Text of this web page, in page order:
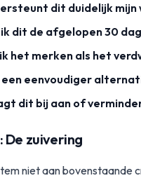
dit duidelijk mijn
ik dit de afgelopen 30
het merken als het
een eenvoudiger
dit bij aan of
De zuivering
niet aan bovenstaande